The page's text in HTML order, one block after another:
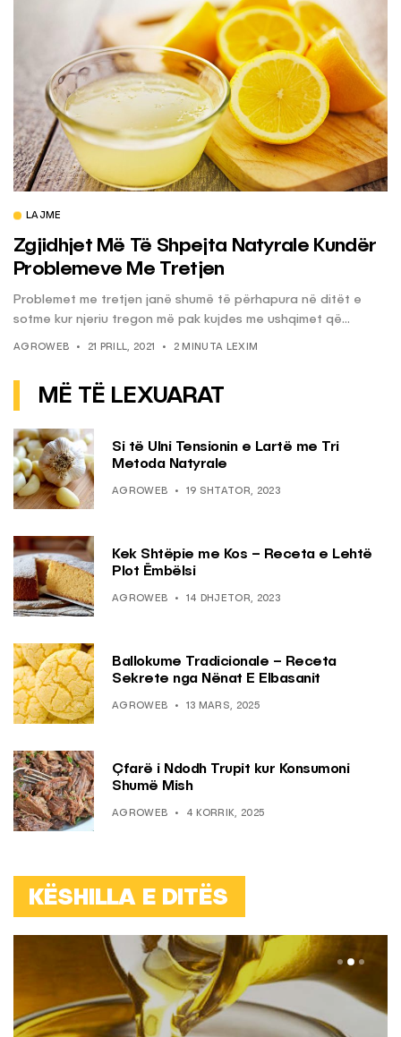
LAJME
Zgjidhjet Më Të Shpejta Natyrale Kundër
Problemeve Me Tretjen
Problemet me tretjen janë shumë të përhapura në ditët e
sotme kur njeriu tregon më pak kujdes me ushqimet që...
AGROWEB 21 PRILL, 2021 2 MINUTA LEXIM
MË TË LEXUARAT
Si të Ulni Tensionin e Lartë me Tri
Metoda Natyrale
AGROWEB 19 SHTATOR, 2023
Kek Shtëpie me Kos – Receta e Lehtë
Plot Ëmbëlsi
AGROWEB 14 DHJETOR, 2023
Ballokume Tradicionale – Receta
Sekrete nga Nënat E Elbasanit
AGROWEB 13 MARS, 2025
Çfarë i Ndodh Trupit kur Konsumoni
Shumë Mish
AGROWEB 4 KORRIK, 2025
KËSHILLA E DITËS